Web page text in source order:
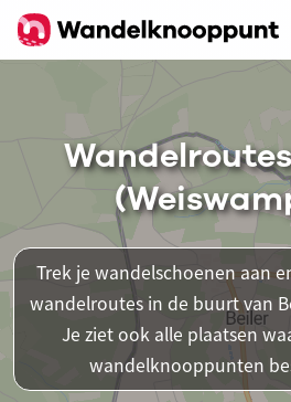
Trek je wandelschoenen aan
wandelroutes in de buurt van
Je ziet ook alle plaatsen
wandelknooppunten